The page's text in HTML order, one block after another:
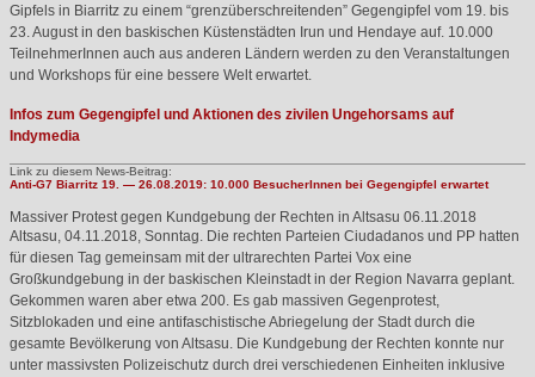
Gipfels in Biarritz zu einem “grenzüberschreitenden” Gegengipfel vom 19. bis
23. August in den baskischen Küstenstädten Irun und Hendaye auf. 10.000
TeilnehmerInnen auch aus anderen Ländern werden zu den Veranstaltungen
und Workshops für eine bessere Welt erwartet.
Infos zum Gegengipfel und Aktionen des zivilen Ungehorsams auf
Indymedia
Link zu diesem News-Beitrag:
Anti-G7 Biarritz 19. — 26.08.2019: 10.000 BesucherInnen bei Gegengipfel erwartet
Massiver Protest gegen Kundgebung der Rechten in Altsasu 06.11.2018
Altsasu, 04.11.2018, Sonntag. Die rechten Parteien Ciudadanos und PP hatten
für diesen Tag gemeinsam mit der ultrarechten Partei Vox eine
Großkundgebung in der baskischen Kleinstadt in der Region Navarra geplant.
Gekommen waren aber etwa 200. Es gab massiven Gegenprotest,
Sitzblokaden und eine antifaschistische Abriegelung der Stadt durch die
gesamte Bevölkerung von Altsasu. Die Kundgebung der Rechten konnte nur
unter massivsten Polizeischutz durch drei verschiedenen Einheiten inklusive